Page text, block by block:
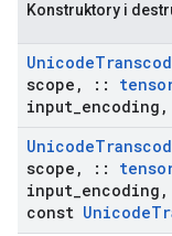
Konstruktory i
Unicode
scope , ::
input encoding ,
Unicode
scope , ::
input encoding ,
const Unicode